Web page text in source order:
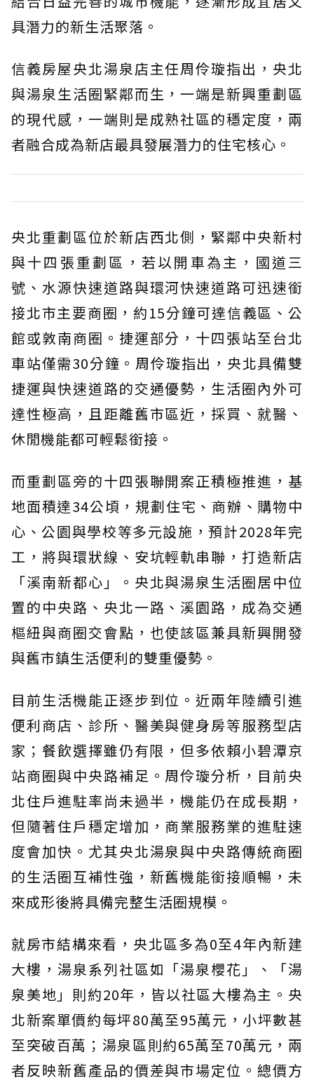
具潛力的新生活聚落。
信義房屋央北湯泉店主任周伶璇指出，央北
與湯泉生活圈緊鄰而生，一端是新興重劃區
的現代感，一端則是成熟社區的穩定度，兩
者融合成為新店最具發展潛力的住宅核心。
央北重劃區位於新店西北側，緊鄰中央新村
與十四張重劃區，若以開車為主，國道三
號、水源快速道路與環河快速道路可迅速銜
接北市主要商圈，約15分鐘可達信義區、公
館或敦南商圈。捷運部分，十四張站至台北
車站僅需30分鐘。周伶璇指出，央北具備雙
捷運與快速道路的交通優勢，生活圈內外可
達性極高，且距離舊市區近，採買、就醫、
休閒機能都可輕鬆銜接。
而重劃區旁的十四張聯開案正積極推進，基
地面積達34公頃，規劃住宅、商辦、購物中
心、公園與學校等多元設施，預計2028年完
工，將與環狀線、安坑輕軌串聯，打造新店
「溪南新都心」。央北與湯泉生活圈居中位
置的中央路、央北一路、溪園路，成為交通
樞紐與商圈交會點，也使該區兼具新興開發
與舊市鎮生活便利的雙重優勢。
目前生活機能正逐步到位。近兩年陸續引進
便利商店、診所、醫美與健身房等服務型店
家；餐飲選擇雖仍有限，但多依賴小碧潭京
站商圈與中央路補足。周伶璇分析，目前央
北住戶進駐率尚未過半，機能仍在成長期，
但隨著住戶穩定增加，商業服務業的進駐速
度會加快。尤其央北湯泉與中央路傳統商圈
的生活圈互補性強，新舊機能銜接順暢，未
來成形後將具備完整生活圈規模。
就房市結構來看，央北區多為0至4年內新建
大樓，湯泉系列社區如「湯泉櫻花」、「湯
泉美地」則約20年，皆以社區大樓為主。央
北新案單價約每坪80萬至95萬元，小坪數甚
至突破百萬；湯泉區則約65萬至70萬元，兩
者反映新舊產品的價差與市場定位。總價方